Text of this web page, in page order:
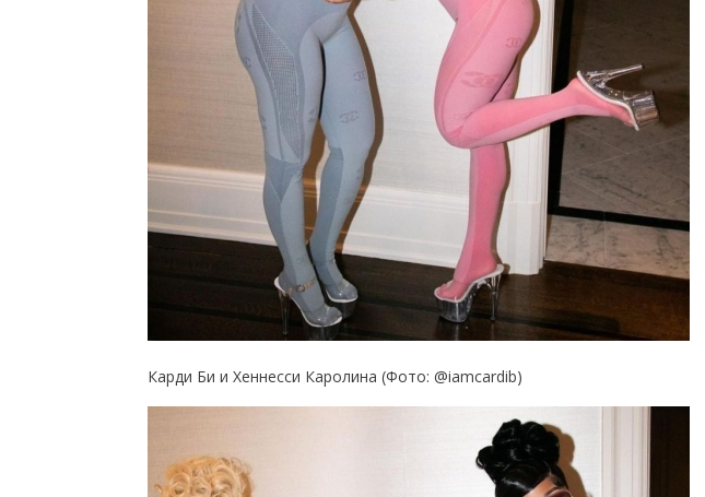
Карди Би и Хеннесси Каролина (Фото: @iamcardib)